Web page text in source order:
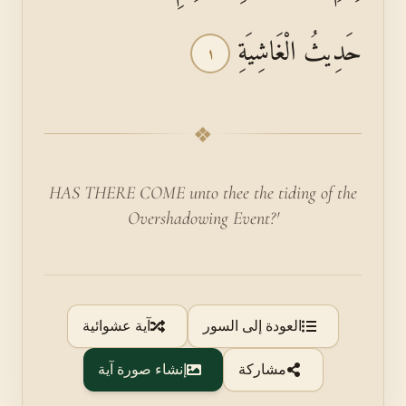
حَدِيثُ الْغَاشِيَةِ ١
❖
HAS THERE COME unto thee the tiding of the
Overshadowing Event?'
العودة إلى السور آية عشوائية
مشاركة إنشاء صورة آية